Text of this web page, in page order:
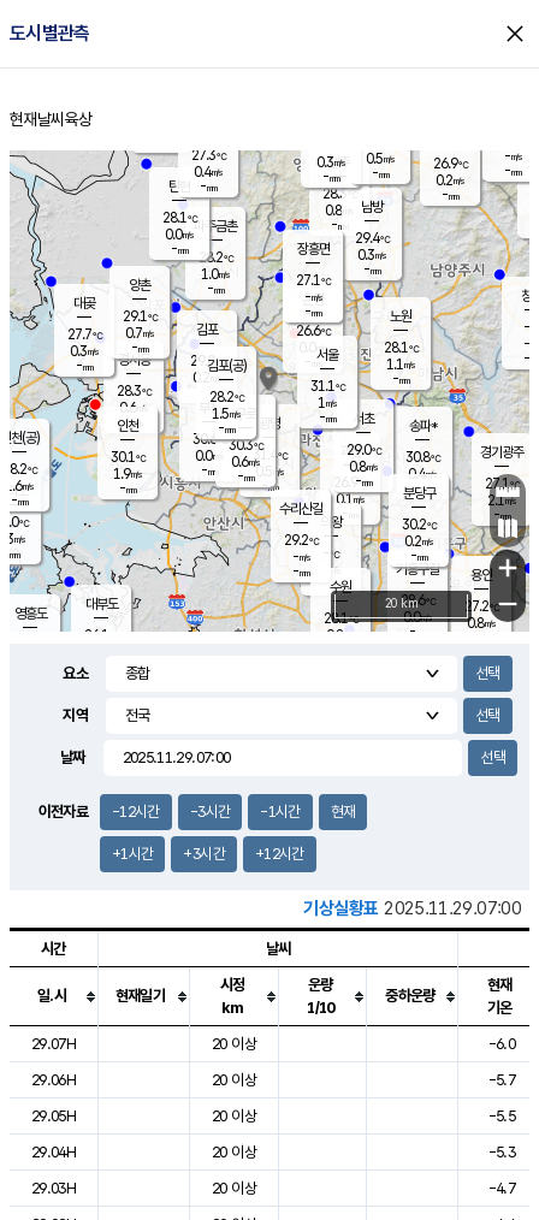
도시별관측 close
홈
현재날씨 육상
의도
℃
m/s
mm
영흥도
양주
28.3℃
0.8
-mm
과천
26.9℃
0.1m/s
- mm
용인
27.2℃
0.8m/s
경기광주
27.1℃
2.1m/s
-mm
1.0m/s
대부도
26.1
경서동
28.3℃
0.6 m/s
-mm
파주금촌
28.2℃
1.0m/s
-mm
26.9℃
0.2m/s
-mm
대곶
27.7℃
0.3m/s
-mm
창
-
-m/
-
탄현
28.1℃
0.0m/s
-mm
-m/s
-mm
의왕
- ℃
m/s
mm
김포
29.0℃
0.2 m/s
mm
광명
31.4 ℃
0.5 m/s
-mm
부천
30.6℃
0.0m/s
-mm
양촌
29.1℃
0.7m/s
-mm
구로
30.3℃
0.6m/s
-mm
은평
26.6℃
0.0 m/s
- mm
노원
28.1℃
1.1 m/s
-mm
송파*
30.8℃
0.4m/s
-mm
서초
29.0℃
0.8m/s
-mm
남방
29.4℃
0.3m/s
-mm
기흥구갈
28.6℃
0.0m/s
-
수리산길
29.2℃
-m/s
-mm
분당구
30.2℃
0.2m/s
-mm
장흥면
27.1℃
-m/s
-mm
0.3m/s
-mm
인천(공)
28.2℃
1.6m/s
-mm
김포(공)
28.2℃
1.5m/s
-mm
수원
28.1℃
0.8 m/s
인천
30.1℃
1.9m/s
-mm
서울
31.1℃
1 m/s
-mm
27.3℃
0.4m/s
-mm
0.5m/s
-mm
+
−
20 km
요소
지역
날짜
이전자료 -12시간 -3시간 -1시간 현재
+1시간 +3시간 +12시간
기상실황표 2025.11.29.07:00
도시별 기상실황표로 지점, 날씨, 기온, 강수, 바람, 기압등을 안내한 표입
시간 날씨
일.시 현재일기
시정
km
운량
1/10
중하운량
현재
기온
29.07H
20 이상
-6.0
29.06H
20 이상
-5.7
29.05H
20 이상
-5.5
29.04H
20 이상
-5.3
29.03H
20 이상
-4.7